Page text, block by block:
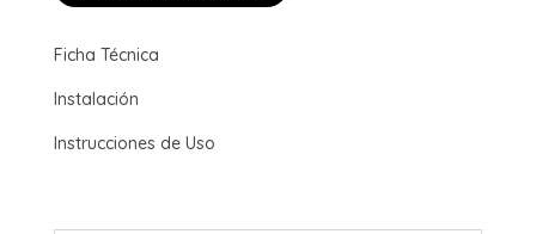
Ficha Técnica
Instalación
Instrucciones de Uso